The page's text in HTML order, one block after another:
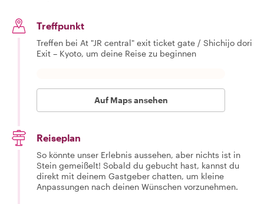
Treffpunkt
Treffen bei At "JR central" exit ticket gate / Shichijo dori
Exit – Kyoto, um deine Reise zu beginnen
Auf Maps ansehen
Reiseplan
So könnte unser Erlebnis aussehen, aber nichts ist in
Stein gemeißelt! Sobald du gebucht hast, kannst du
direkt mit deinem Gastgeber chatten, um kleine
Anpassungen nach deinen Wünschen vorzunehmen.